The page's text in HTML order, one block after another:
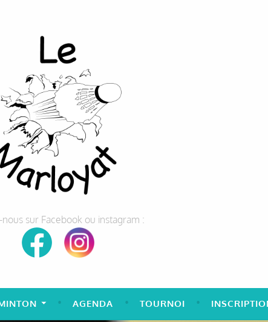
nous sur Facebook ou instagram :
AGENDA TOURNOI